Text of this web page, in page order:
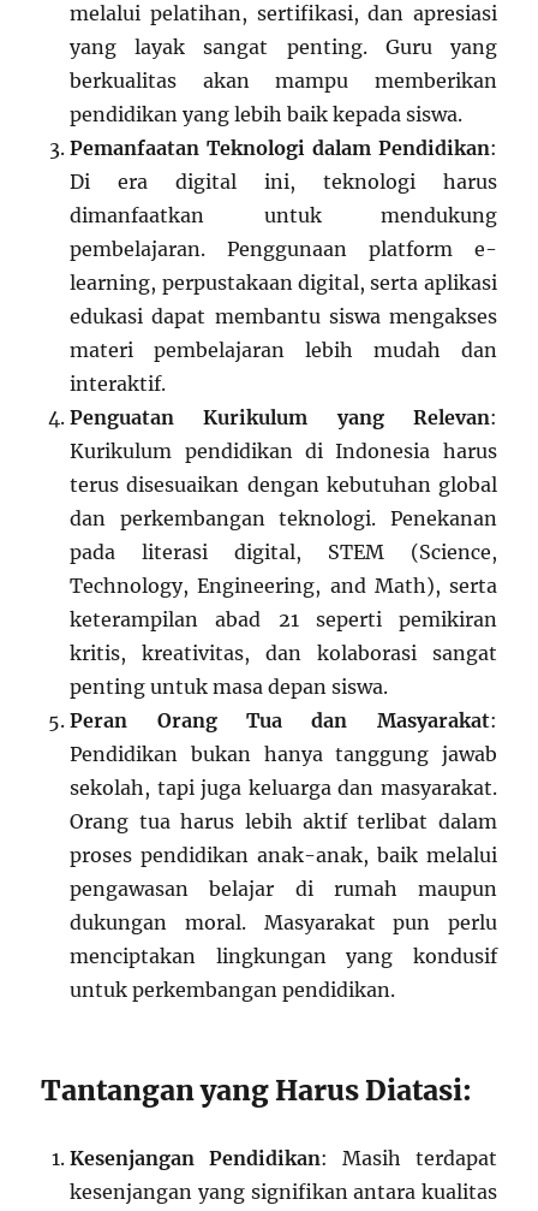
melalui pelatihan, sertifikasi, dan apresiasi
yang layak sangat penting. Guru yang
berkualitas akan mampu memberikan
pendidikan yang lebih baik kepada siswa.
Pemanfaatan Teknologi dalam Pendidikan:
Di era digital ini, teknologi harus
dimanfaatkan untuk mendukung
pembelajaran. Penggunaan platform e-
learning, perpustakaan digital, serta aplikasi
edukasi dapat membantu siswa mengakses
materi pembelajaran lebih mudah dan
interaktif.
Penguatan Kurikulum yang Relevan:
Kurikulum pendidikan di Indonesia harus
terus disesuaikan dengan kebutuhan global
dan perkembangan teknologi. Penekanan
pada literasi digital, STEM (Science,
Technology, Engineering, and Math), serta
keterampilan abad 21 seperti pemikiran
kritis, kreativitas, dan kolaborasi sangat
penting untuk masa depan siswa.
Peran Orang Tua dan Masyarakat:
Pendidikan bukan hanya tanggung jawab
sekolah, tapi juga keluarga dan masyarakat.
Orang tua harus lebih aktif terlibat dalam
proses pendidikan anak-anak, baik melalui
pengawasan belajar di rumah maupun
dukungan moral. Masyarakat pun perlu
menciptakan lingkungan yang kondusif
untuk perkembangan pendidikan.
Tantangan yang Harus Diatasi:
Kesenjangan Pendidikan: Masih terdapat
kesenjangan yang signifikan antara kualitas